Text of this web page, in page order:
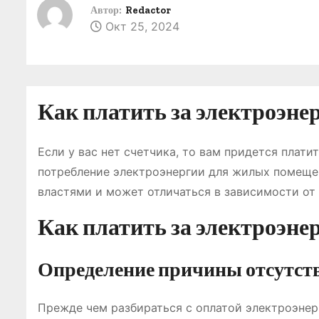
Автор: Redactor
Окт 25, 2024
Как платить за
Если у вас нет счетчика, то вам придется
потребление электроэнергии для жилых
властями и может отличаться в зависимости
Как платить за
Определение причины
Прежде чем разбираться с оплатой